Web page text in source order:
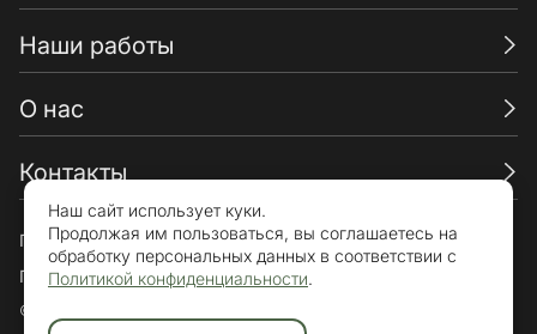
Пользовательское соглашение
Политика конфиденциальности
© «Брикхаус» 2015-2026. Все права защищены.
Наши работы
О нас
Контакты
Наш сайт использует куки.
Продолжая им пользоваться, вы соглашаетесь на
обработку персональных данных в соответствии с
Политикой конфиденциальности.